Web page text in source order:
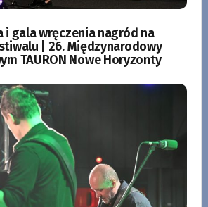
i gala wręczenia nagród na
| 26. Międzynarodowy
TAURON Nowe Horyzonty